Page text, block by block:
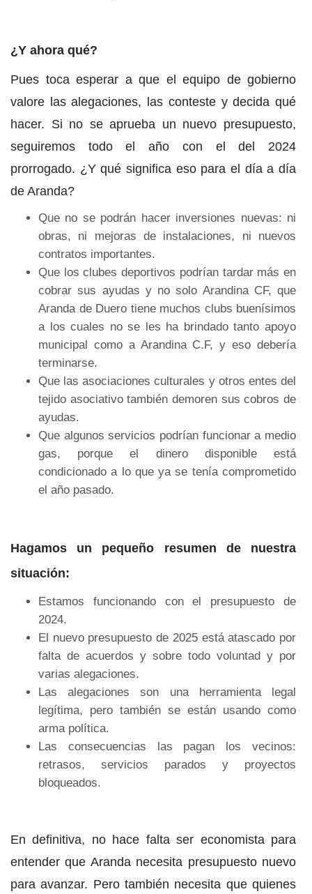
¿Y ahora qué?
Pues toca esperar a que el equipo de gobierno
valore las alegaciones, las conteste y decida qué
hacer. Si no se aprueba un nuevo presupuesto,
seguiremos todo el año con el del 2024
prorrogado. ¿Y qué significa eso para el día a día
de Aranda?
Que no se podrán hacer inversiones nuevas: ni
obras, ni mejoras de instalaciones, ni nuevos
contratos importantes.
Que los clubes deportivos podrían tardar más en
cobrar sus ayudas y no solo Arandina CF, que
Aranda de Duero tiene muchos clubs buenísimos
a los cuales no se les ha brindado tanto apoyo
municipal como a Arandina C.F, y eso debería
terminarse.
Que las asociaciones culturales y otros entes del
tejido asociativo también demoren sus cobros de
ayudas.
Que algunos servicios podrían funcionar a medio
gas, porque el dinero disponible está
condicionado a lo que ya se tenía comprometido
el año pasado.
Hagamos un pequeño resumen de nuestra
situación:
Estamos funcionando con el presupuesto de
2024.
El nuevo presupuesto de 2025 está atascado por
falta de acuerdos y sobre todo voluntad y por
varias alegaciones.
Las alegaciones son una herramienta legal
legítima, pero también se están usando como
arma política.
Las consecuencias las pagan los vecinos:
retrasos, servicios parados y proyectos
bloqueados.
En definitiva, no hace falta ser economista para
entender que Aranda necesita presupuesto nuevo
para avanzar. Pero también necesita que quienes